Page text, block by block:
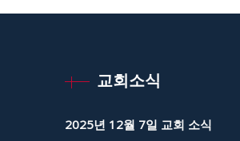
교회소식
2025년 12월 7일 교회 소식